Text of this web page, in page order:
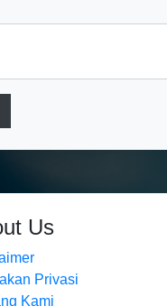
Us
Privasi
Kami